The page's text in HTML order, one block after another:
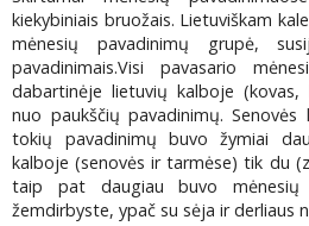
kiekybiniais bruožais. Lietuviškam
mėnesių pavadinimų grupė,
pavadinimais.Visi pavasario
dabartinėje lietuvių kalboje
nuo paukščių pavadinimų.
tokių pavadinimų buvo žymiai
kalboje (senovės ir tarmėse) tik du
taip pat daugiau buvo mėnesių
žemdirbyste, ypač su sėja ir derliaus